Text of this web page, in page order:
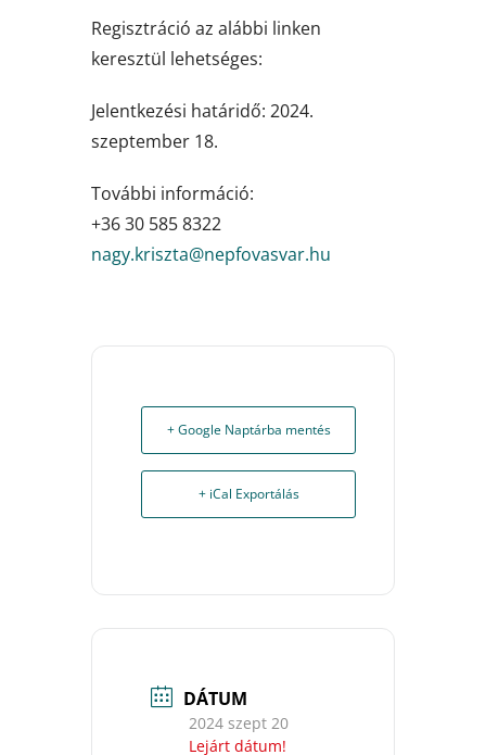
Regisztráció az alábbi linken
keresztül lehetséges:
Jelentkezési határidő: 2024.
szeptember 18.
További információ:
+36 30 585 8322
uh.ravsavofpen@atzsirk.ygan
+ Google Naptárba mentés
+ iCal Exportálás
DÁTUM
2024 szept 20
Lejárt dátum!